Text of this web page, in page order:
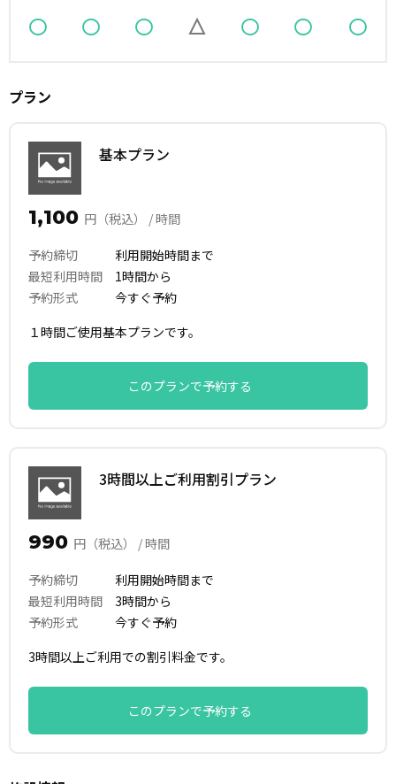
プラン
基本プラン
1,100 円（税込） / 時間
予約締切 利用開始時間まで
最短利用時間 1時間から
予約形式 今すぐ予約
１時間ご使用基本プランです。
このプランで予約する
3時間以上ご利用割引プラン
990 円（税込） / 時間
予約締切 利用開始時間まで
最短利用時間 3時間から
予約形式 今すぐ予約
3時間以上ご利用での割引料金です。
このプランで予約する